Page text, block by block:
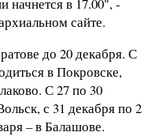
сайте.
до 20 декабря. С
в Покровске,
С 27 по 30
с 31 декабря по 2
– в Балашове.